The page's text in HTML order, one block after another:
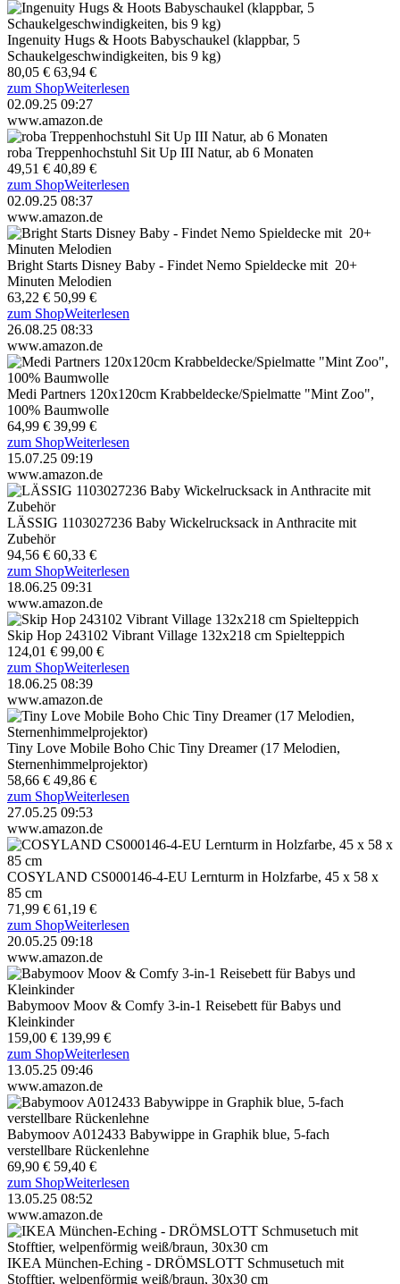
Ingenuity Hugs & Hoots Babyschaukel (klappbar, 5
Schaukelgeschwindigkeiten, bis 9 kg)
80,05 € 63,94 €
zum ShopWeiterlesen
02.09.25 09:27
www.amazon.de
roba Treppenhochstuhl Sit Up III Natur, ab 6 Monaten
49,51 € 40,89 €
zum ShopWeiterlesen
02.09.25 08:37
www.amazon.de
Bright Starts Disney Baby - Findet Nemo Spieldecke mit 20+
Minuten Melodien
63,22 € 50,99 €
zum ShopWeiterlesen
26.08.25 08:33
www.amazon.de
Medi Partners 120x120cm Krabbeldecke/Spielmatte "Mint Zoo",
100% Baumwolle
64,99 € 39,99 €
zum ShopWeiterlesen
15.07.25 09:19
www.amazon.de
LÄSSIG 1103027236 Baby Wickelrucksack in Anthracite mit
Zubehör
94,56 € 60,33 €
zum ShopWeiterlesen
18.06.25 09:31
www.amazon.de
Skip Hop 243102 Vibrant Village 132x218 cm Spielteppich
124,01 € 99,00 €
zum ShopWeiterlesen
18.06.25 08:39
www.amazon.de
Tiny Love Mobile Boho Chic Tiny Dreamer (17 Melodien,
Sternenhimmelprojektor)
58,66 € 49,86 €
zum ShopWeiterlesen
27.05.25 09:53
www.amazon.de
COSYLAND CS000146-4-EU Lernturm in Holzfarbe, 45 x 58 x
85 cm
71,99 € 61,19 €
zum ShopWeiterlesen
20.05.25 09:18
www.amazon.de
Babymoov Moov & Comfy 3-in-1 Reisebett für Babys und
Kleinkinder
159,00 € 139,99 €
zum ShopWeiterlesen
13.05.25 09:46
www.amazon.de
Babymoov A012433 Babywippe in Graphik blue, 5-fach
verstellbare Rückenlehne
69,90 € 59,40 €
zum ShopWeiterlesen
13.05.25 08:52
www.amazon.de
IKEA München-Eching - DRÖMSLOTT Schmusetuch mit
Stofftier, welpenförmig weiß/braun, 30x30 cm